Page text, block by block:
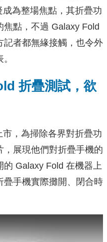
為整場焦點，其折疊功
點，不過 Galaxy Fold
記者都無緣接觸，也令外
折疊測試，欲
，為掃除各界對折疊功
展現他們對折疊手機的
Galaxy Fold 在機器上
疊手機實際攤開、閉合時